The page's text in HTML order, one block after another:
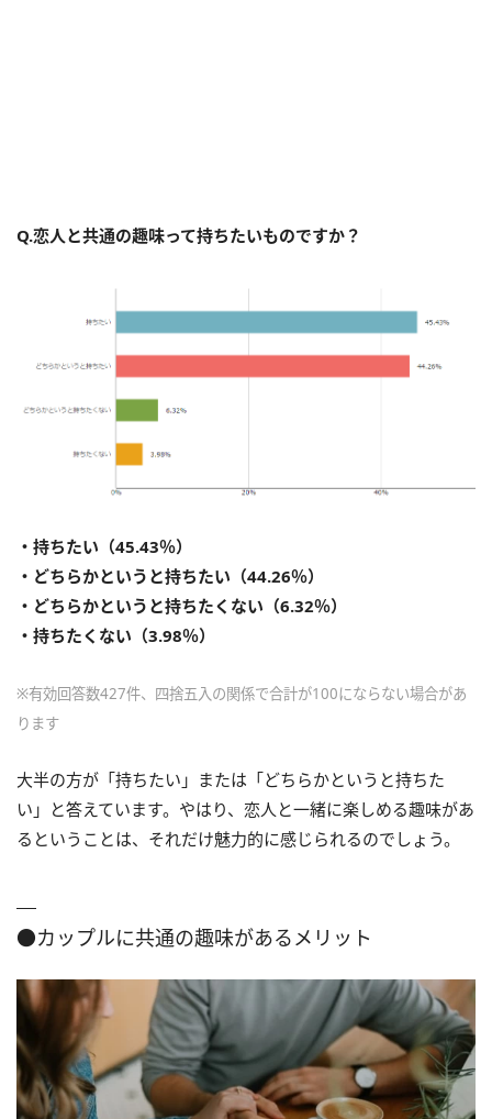
Q.恋人と共通の趣味って持ちたいものですか？
・持ちたい（45.43％）
・どちらかというと持ちたい（44.26％）
・どちらかというと持ちたくない（6.32％）
・持ちたくない（3.98％）
※有効回答数427件、四捨五入の関係で合計が100にならない場合があ
ります
大半の方が「持ちたい」または「どちらかというと持ちた
い」と答えています。やはり、恋人と一緒に楽しめる趣味があ
るということは、それだけ魅力的に感じられるのでしょう。
●カップルに共通の趣味があるメリット